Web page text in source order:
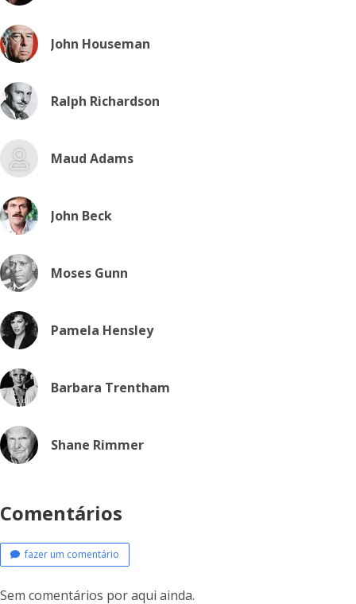
John Houseman
Ralph Richardson
Maud Adams
John Beck
Moses Gunn
Pamela Hensley
Barbara Trentham
Shane Rimmer
Comentários
fazer um comentário
Sem comentários por aqui ainda.